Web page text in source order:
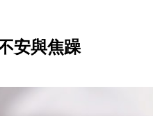
安與焦躁